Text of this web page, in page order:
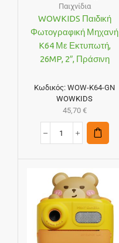
Παιχνίδια
WOWKIDS Παιδική
Φωτογραφική Μηχανή
K64 Με Εκτυπωτή,
26MP, 2″, Πράσινη
Κωδικός:WOW-K64-GN
WOWKIDS
45,70 €